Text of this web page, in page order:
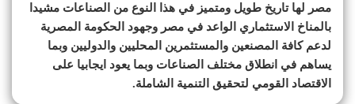
مصر لها تاريخ طويل ومتميز في هذا النوع من الصناعات مشيدا
بالمناخ الاستثماري الواعد في مصر وجهود الحكومة المصرية
لدعم كافة المصنعين والمستثمرين المحليين والدوليين وبما
يساهم في انطلاق مختلف الصناعات وبما يعود ايجابيا على
الاقتصاد القومي لتحقيق التنمية الشاملة.